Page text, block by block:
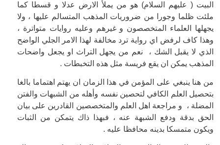
البيت ( عليهم السلام) هو من يملأ الارض عدلا و قسطا كما
ملئت ظلما وجورا من ضروريات المذهب المتسالم عليها ، ولا
يجهلها العلماء المتخصصون و غيرهم وعليه روايات متواترة ،
وهذا كاف لرفض اي رواية ترد مخالفة لهذا الامر الجلي الواضح
الذي لا يقبل الشك ، نعم من يجهل التراث او يجعل واضحات
المذهب يمكن ان يقع فريسة مثل هذه التخبطات .
من هنا ينبغي على المؤمن في هذا الزمان ان يهتم اهتماما بالغا
بتحصيل العلم الكافي لتحصين نفسه وأهله من الشبهات والفتن
المضلة ، و مراجعة اهل العلم والمتخصصين القادرين على بيان
الحق بدقة ودفع الشبهة عنه ، فبهذا ذاك يتمكن من الثبات
ويكون متمسكا بدينه محافظا عليه .